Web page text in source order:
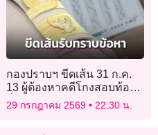
กองปราบฯ ขีดเส้น 31 ก.ค.
13 ผู้ต้องหาคดีโกงสอบท้อง
ถิ่นรับทราบข้อหา ‘ธีรุตม์’ ขอ
เลื่อนพบตำรวจ
29 กรกฎาคม 2569 22:30 น.